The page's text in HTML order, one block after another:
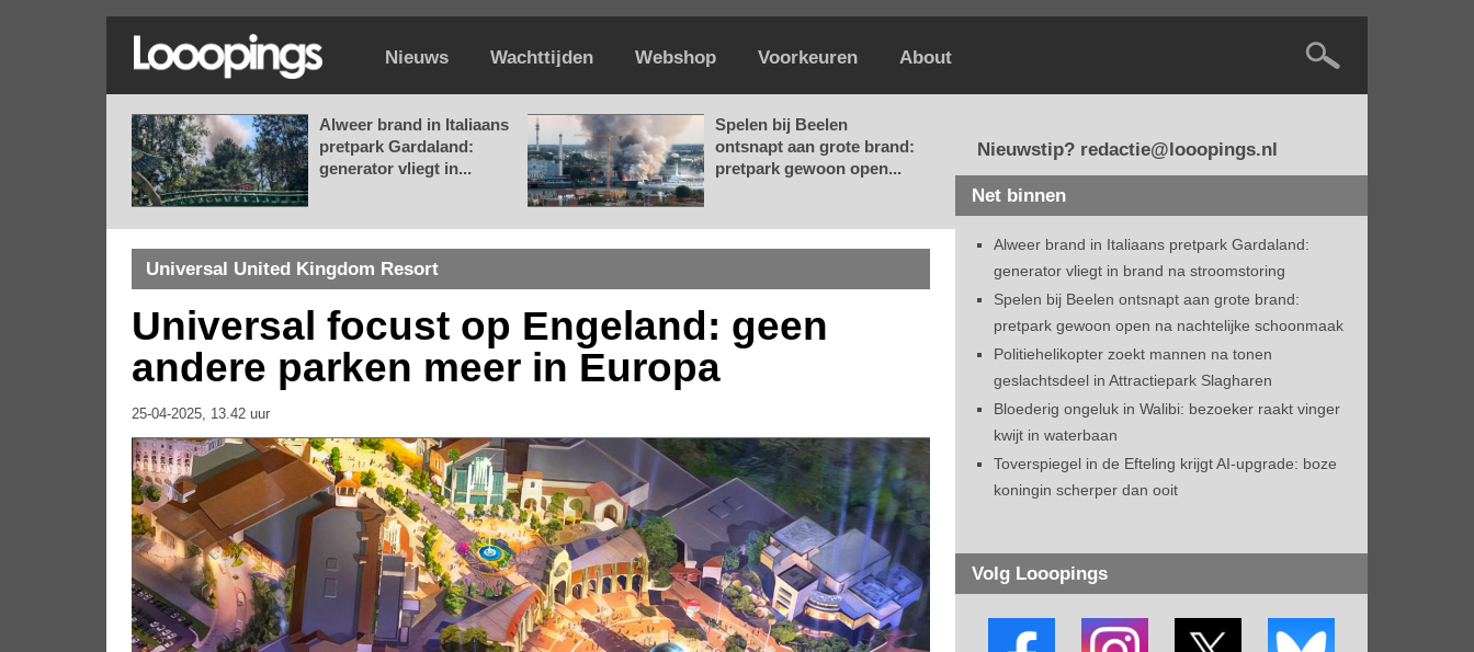
Nieuws Wachttijden Webshop Voorkeuren About
Alweer brand in Italiaans
pretpark Gardaland:
generator vliegt in...
Spelen bij Beelen
ontsnapt aan grote brand:
pretpark gewoon open...
Universal United Kingdom Resort
Universal focust op Engeland: geen
andere parken meer in Europa
25-04-2025, 13.42 uur
Nieuwstip? redactie@looopings.nl
Net binnen
Alweer brand in Italiaans pretpark Gardaland:
generator vliegt in brand na stroomstoring
Spelen bij Beelen ontsnapt aan grote brand:
pretpark gewoon open na nachtelijke schoonmaak
Politiehelikopter zoekt mannen na tonen
geslachtsdeel in Attractiepark Slagharen
Bloederig ongeluk in Walibi: bezoeker raakt vinger
kwijt in waterbaan
Toverspiegel in de Efteling krijgt AI-upgrade: boze
koningin scherper dan ooit
Volg Looopings